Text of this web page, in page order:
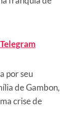
por seu
de Gambon,
crise de